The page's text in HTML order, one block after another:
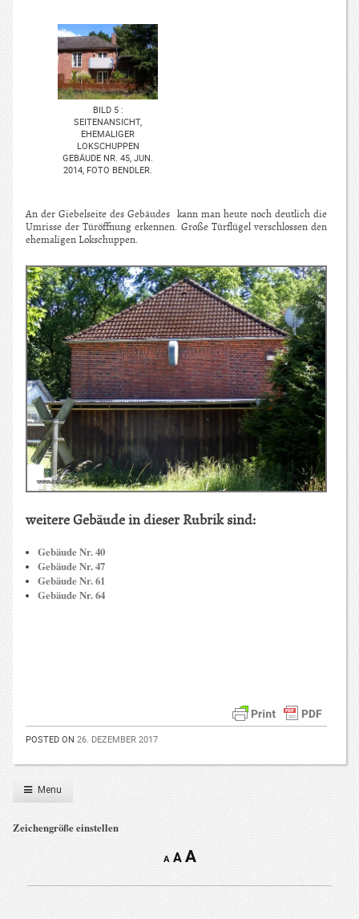
BILD 5 :
SEITENANSICHT,
EHEMALIGER
LOKSCHUPPEN
GEBÄUDE NR. 45, JUN.
2014, FOTO BENDLER.
An der Giebelseite des Gebäudes kann man heute noch deutlich die
Umrisse der Türöffnung erkennen. Große Türflügel verschlossen den
ehemaligen Lokschuppen.
weitere Gebäude in dieser Rubrik sind:
Gebäude Nr. 40
Gebäude Nr. 47
Gebäude Nr. 61
Gebäude Nr. 64
POSTED ON 26. DEZEMBER 2017
Menu
Zeichengröße einstellen
A A A